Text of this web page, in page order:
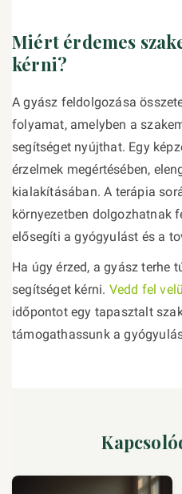
Miért érdemes
kérni?
A gyász feldolgozása
folyamat, amelyben a
segítséget nyújthat. Egy
érzelmek megértésében,
kialakításában. A terápia
környezetben dolgozhatnak
elősegíti a gyógyulást és a
Ha úgy érzed, a gyász terhe
segítséget kérni. Vedd fel
időpontot egy tapasztalt
támogathassunk a